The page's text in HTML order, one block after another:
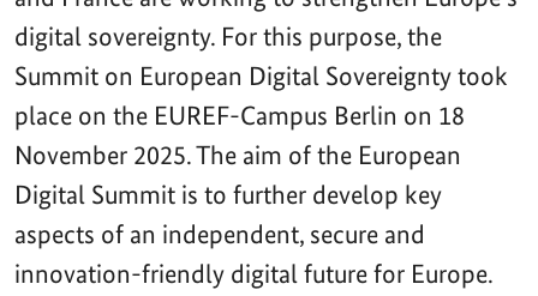
digital sovereignty. For this purpose, the
Summit on European Digital Sovereignty took
place on the EUREF-Campus Berlin on 18
November 2025. The aim of the European
Digital Summit is to further develop key
aspects of an independent, secure and
innovation-friendly digital future for Europe.